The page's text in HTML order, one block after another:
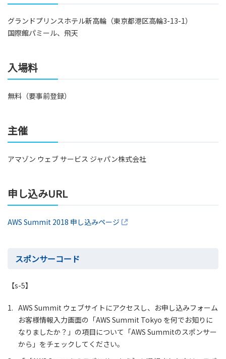
グランドプリンスホテル新高輪（東京都港区高輪3-13-1）
国際館パミール、飛天
入場料
無料（要事前登録）
主催
アマゾン ウェブ サービス ジャパン株式会社
申し込みURL
AWS Summit 2018 申し込みページ
スポンサーコード
【s-5】
1. AWS Summit ウェブサイトにアクセスし、お申し込みフォーム
お客様情報入力画面の「AWS Summit Tokyo を何でお知りに
なりましたか？」の項目について「AWS Summitのスポンサー
から」をチェックしてください。